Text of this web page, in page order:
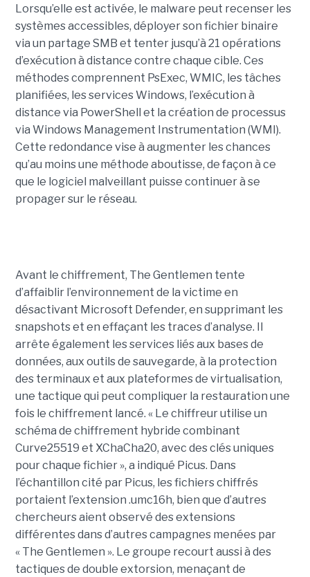
Lorsqu’elle est activée, le malware peut recenser les
systèmes accessibles, déployer son fichier binaire
via un partage SMB et tenter jusqu’à 21 opérations
d’exécution à distance contre chaque cible. Ces
méthodes comprennent PsExec, WMIC, les tâches
planifiées, les services Windows, l’exécution à
distance via PowerShell et la création de processus
via Windows Management Instrumentation (WMI).
Cette redondance vise à augmenter les chances
qu’au moins une méthode aboutisse, de façon à ce
que le logiciel malveillant puisse continuer à se
propager sur le réseau.
Avant le chiffrement, The Gentlemen tente
d’affaiblir l’environnement de la victime en
désactivant Microsoft Defender, en supprimant les
snapshots et en effaçant les traces d’analyse. Il
arrête également les services liés aux bases de
données, aux outils de sauvegarde, à la protection
des terminaux et aux plateformes de virtualisation,
une tactique qui peut compliquer la restauration une
fois le chiffrement lancé. « Le chiffreur utilise un
schéma de chiffrement hybride combinant
Curve25519 et XChaCha20, avec des clés uniques
pour chaque fichier », a indiqué Picus. Dans
l’échantillon cité par Picus, les fichiers chiffrés
portaient l’extension .umc16h, bien que d’autres
chercheurs aient observé des extensions
différentes dans d’autres campagnes menées par
« The Gentlemen ». Le groupe recourt aussi à des
tactiques de double extorsion, menaçant de